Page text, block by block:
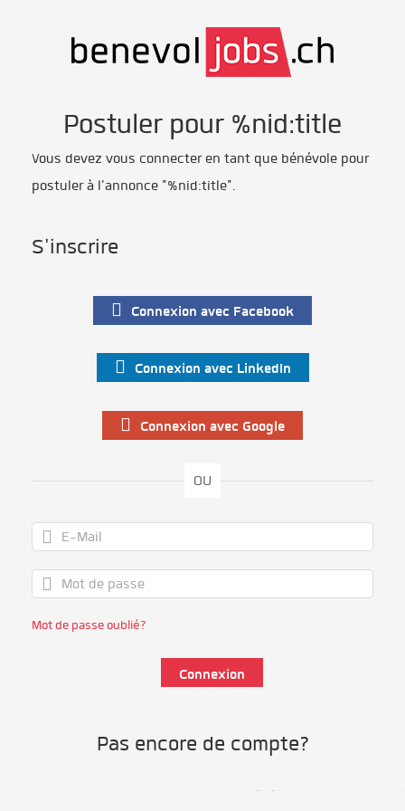
Postuler pour %nid:title
Vous devez vous connecter en tant que bénévole pour
postuler à l'annonce "%nid:title".
S'inscrire
Connexion avec Facebook
Connexion avec LinkedIn
Connexion avec Google
OU
Mot de passe oublié?
Pas encore de compte?